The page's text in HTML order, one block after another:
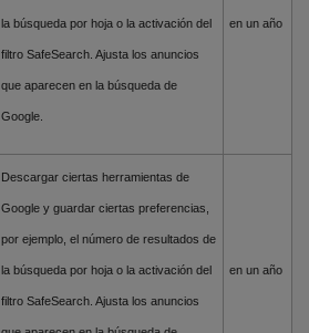
la búsqueda por hoja o la activación del
filtro SafeSearch. Ajusta los anuncios
que aparecen en la búsqueda de
Google.
en un año
Descargar ciertas herramientas de
Google y guardar ciertas preferencias,
por ejemplo, el número de resultados de
la búsqueda por hoja o la activación del
filtro SafeSearch. Ajusta los anuncios
en un año